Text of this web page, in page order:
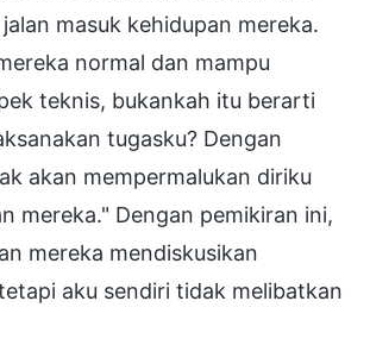
masuk kehidupan mereka.
normal dan mampu
teknis, bukankah itu berarti
tugasku? Dengan
akan mempermalukan diriku
mereka." Dengan pemikiran ini,
mereka mendiskusikan
aku sendiri tidak melibatkan